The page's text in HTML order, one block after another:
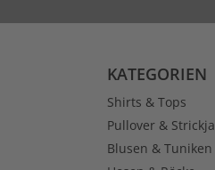
KATEGORIEN
Shirts & Tops
Pullover &
Blusen & Tuniken